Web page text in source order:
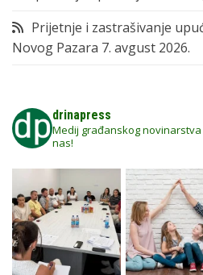
Prijetnje i zastrašivanje
Novog Pazara 7. avgust 2026.
drinapress
Medij građanskog
nas!